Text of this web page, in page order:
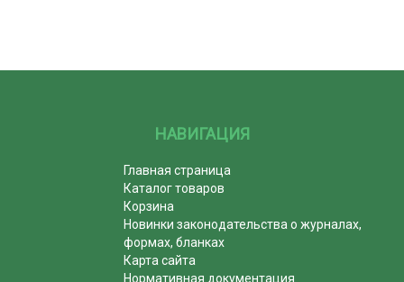
НАВИГАЦИЯ
Главная страница
Каталог товаров
Корзина
Новинки законодательства о журналах,
формах, бланках
Карта сайта
Нормативная документация